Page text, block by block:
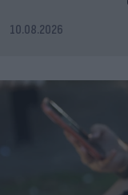
10.08.2026